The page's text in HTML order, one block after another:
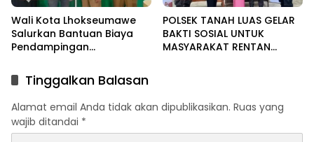
Wali Kota Lhokseumawe
Salurkan Bantuan Biaya
Pendampingan
Mal
POLSEK TANAH LUAS GELAR
BAKTI SOSIAL UNTUK
MASYARAKAT RENTAN
Tinggalkan Balasan
Alamat email Anda tidak akan dipublikasikan. Ruas yang
wajib ditandai *